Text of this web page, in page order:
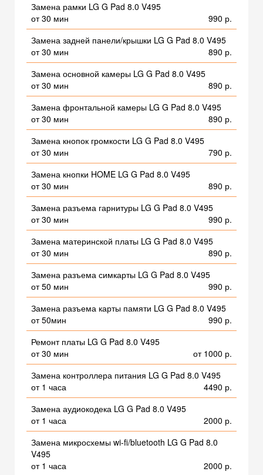
Замена рамки LG G Pad 8.0 V495
от 30 мин
990 р.
Замена задней панели/крышки LG G Pad 8.0 V495
от 30 мин
890 р.
Замена основной камеры LG G Pad 8.0 V495
от 30 мин
890 р.
Замена фронтальной камеры LG G Pad 8.0 V495
от 30 мин
890 р.
Замена кнопок громкости LG G Pad 8.0 V495
от 30 мин
790 р.
Замена кнопки HOME LG G Pad 8.0 V495
от 30 мин
890 р.
Замена разъема гарнитуры LG G Pad 8.0 V495
от 30 мин
990 р.
Замена материнской платы LG G Pad 8.0 V495
от 30 мин
890 р.
Замена разъема симкарты LG G Pad 8.0 V495
от 50 мин
990 р.
Замена разъема карты памяти LG G Pad 8.0 V495
от 50мин
990 р.
Ремонт платы LG G Pad 8.0 V495
от 30 мин
от 1000 р.
Замена контроллера питания LG G Pad 8.0 V495
от 1 часа
4490 р.
Замена аудиокодека LG G Pad 8.0 V495
от 1 часа
2000 р.
Замена микросхемы wi-fi/bluetooth LG G Pad 8.0
V495
от 1 часа
2000 р.